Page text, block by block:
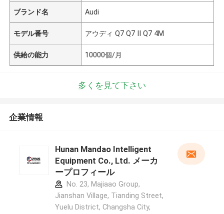
ブランド名 Audi
モデル番号 アウディ Q7 Q7 II Q7 4M
供給の能力 10000個/月
多くを見て下さい
企業情報
Hunan Mandao Intelligent
Equipment Co., Ltd. メーカ
ープロフィール
No. 23, Majiaao Group,
Jianshan Village, Tianding Street,
Yuelu District, Changsha City,